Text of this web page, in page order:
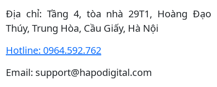
Địa chỉ: Tầng 4, tòa nhà 29T1, Hoàng Đạo
Thúy, Trung Hòa, Cầu Giấy, Hà Nội
Hotline: 0964.592.762
Email: support@hapodigital.com